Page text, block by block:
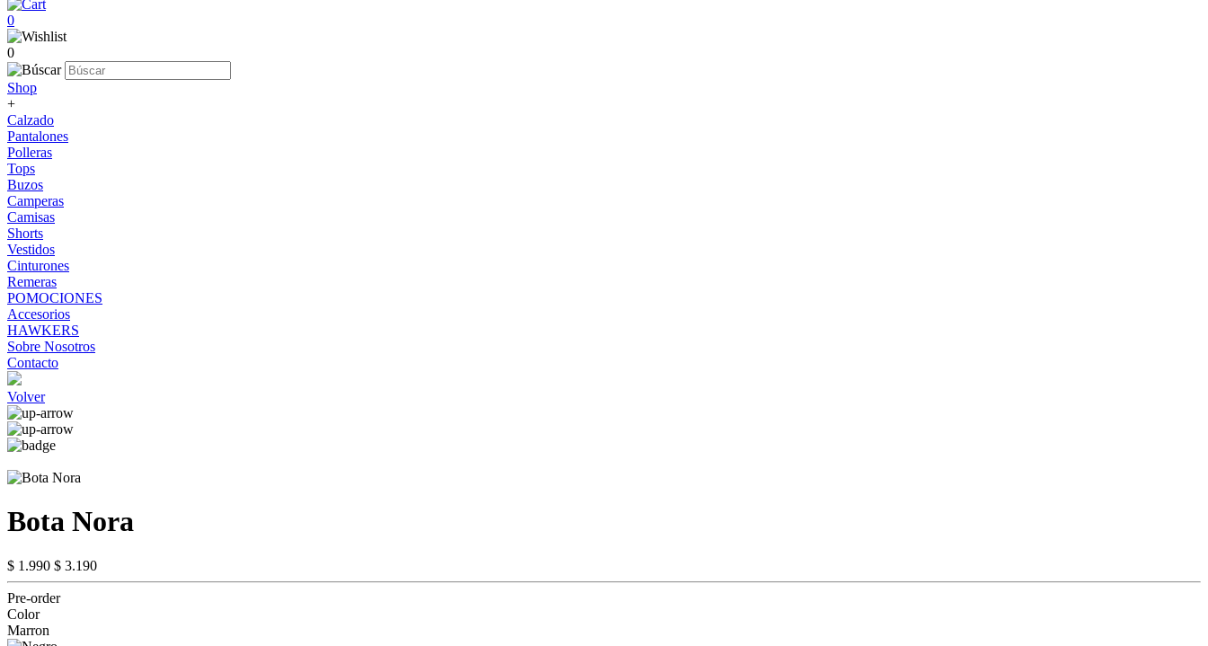
0
0
Shop
+
Calzado
Pantalones
Polleras
Tops
Buzos
Camperas
Camisas
Shorts
Vestidos
Cinturones
Remeras
POMOCIONES
Accesorios
HAWKERS
Sobre Nosotros
Contacto
Volver
Bota Nora
$ 1.990 $ 3.190
Pre-order
Color
Marron